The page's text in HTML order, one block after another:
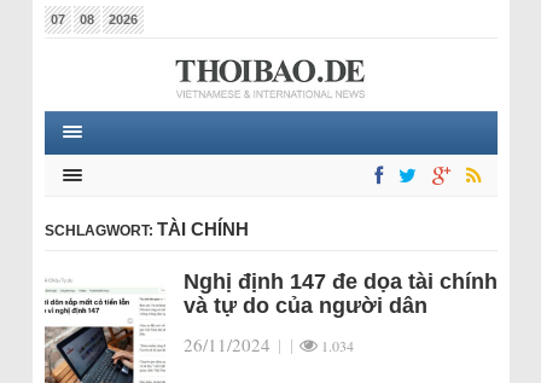
07 08 2026
SCHLAGWORT: TÀI CHÍNH
Nghị định 147 đe dọa tài chính
và tự do của người dân
26/11/2024 | | 1.034